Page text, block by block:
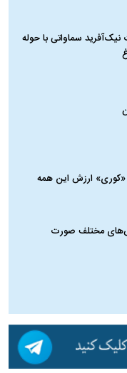
سماواتی با حوله
«کوری» ارزش این همه
مختلف صورت